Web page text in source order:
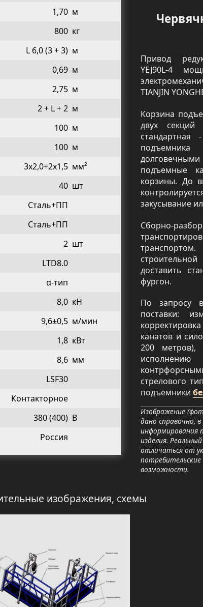
1,70 м
800 кг
L 6,0 (3 + 3) м
0,69 м
2,75 м
2 + L + 2 м
100 м
100 м
3x2,0+2x1,5 мм²
40 шт
Сталь+ПП
Сталь+ПП
2 шт
LTD8.0
α-тип
8,0 кН
9,6±0,5 м/мин
1,8 кВт
8,6 мм
LSF30
Контакторное
380 (400) В
Россия
Привод
YEJ90L-4
TIANJIN
Корзина
двух
подъемные
корзины. До
закусывание
Сборно-
доставить
фургон.
По запросу
поставки:
канатов и
200 метров),
стрелового
подъемники
Изображение
дано справочно,
информирования
изделия.
отличаться от
возможности.
изображения, схемы